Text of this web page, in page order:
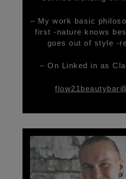
– My work basic
first -nature knows
goes out of style -
– On Linked in as